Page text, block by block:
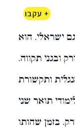
+ עקבו
ישראלי. הוא
ובגני תקווה.
ותקשורת
תואר שני
בזמן שהותו